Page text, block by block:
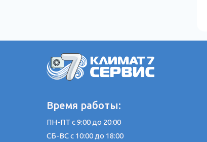
Время работы:
ПН-ПТ с 9:00 до 20:00
СБ-ВС с 10:00 до 18:00